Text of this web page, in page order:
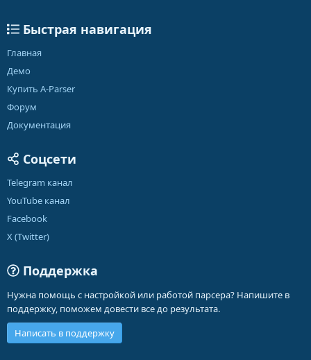
Быстрая навигация
Главная
Демо
Купить A-Parser
Форум
Документация
Соцсети
Telegram канал
YouTube канал
Facebook
X (Twitter)
Поддержка
Нужна помощь с настройкой или работой парсера? Напишите в
поддержку, поможем довести все до результата.
Написать в поддержку